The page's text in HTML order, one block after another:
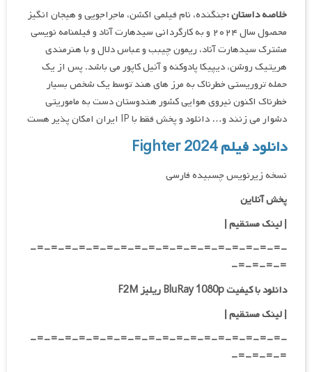
خلاصه داستان :جنگنده، نام فیلمی اکشن، ماجراجویی و هیجان انگیز
محصول سال ۲۰۲۴ و به کارگردانی سیدهارت آناد و فیلمنامه نویسی
مشترک سیدهارت آناد، ریمون چیبب و عباس دلال و با هنرمندی
هریتیک روشن، دیپیکا پادوکنه و آنیل کاپور می باشد. پس از یک
حمله تروریستی خطرناک به مرز های هند توسط یک شخص بسیار
خطرناک اکنون نیروی هوایی کشور هندوستان دست به ماموریتی
دشوار می زنند و… دانلود و پخش فقط با IP ایران امکان پذیر هست
دانلود فیلم Fighter 2024
نسخه زیرنویس چسبیده فارسی
پخش آنلاین
| لینک مستقیم|
-=-=-=-=-=-=-=-=-=-=-=-=-=-=-=-=-=-=-
=-=-=-=-
دانلود با کیفیت BluRay 1080p ریلیز F2M
|لینک مستقیم|
-=-=-=-=-=-=-=-=-=-=-=-=-=-=-=-=-=-=-
=-=-=-=-